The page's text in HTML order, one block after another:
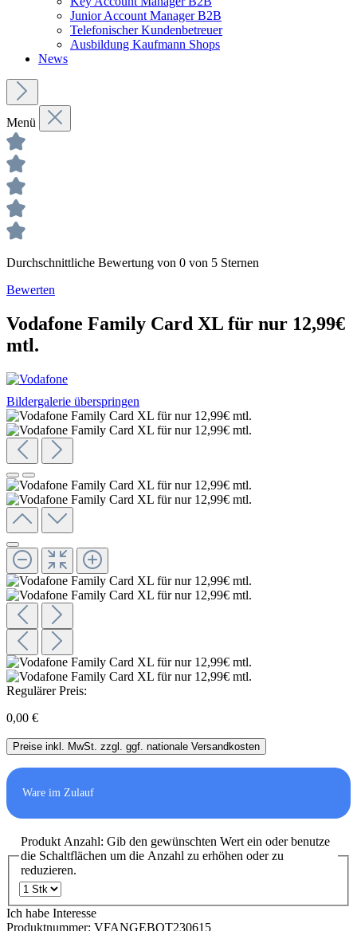
Junior Account Manager B2B
Telefonischer Kundenbetreuer
Ausbildung Kaufmann Shops
News
Menü
Durchschnittliche Bewertung von 0 von 5 Sternen
Bewerten
Vodafone Family Card XL für nur 12,99€
mtl.
Bildergalerie überspringen
Regulärer Preis:
0,00 €
Preise inkl. MwSt. zzgl. ggf. nationale Versandkosten
Ware im Zulauf
Produkt Anzahl: Gib den gewünschten Wert ein oder benutze
die Schaltflächen um die Anzahl zu erhöhen oder zu
reduzieren.
Ich habe Interesse
Produktnummer: VFANGEBOT230615